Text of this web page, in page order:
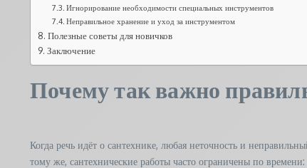
Игнорирование необходимости специальных инструментов
Неправильное хранение и уход за инструментом
Полезные советы для новичков
Заключение
Почему так важно
Когда речь идёт о сантехнике, любая неточность и
тому же, сантехнические работы часто ограничены по